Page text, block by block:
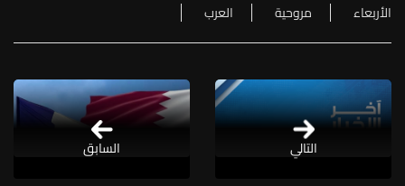
الأربعاء
مروحية العرب
التالي السابق